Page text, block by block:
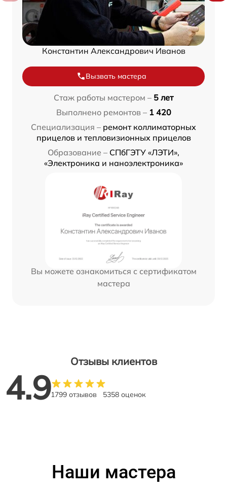
Константин Александрович Иванов
Вызвать мастера
Стаж работы мастером – 5 лет
Выполнено ремонтов – 1 420
Специализация – ремонт коллиматорных
прицелов и тепловизионных прицелов
Образование – СПбГЭТУ «ЛЭТИ»,
«Электроника и наноэлектроника»
Вы можете ознакомиться с сертификатом
мастера
Отзывы клиентов
4.91799 отзывов 5358 оценок
Наши мастера